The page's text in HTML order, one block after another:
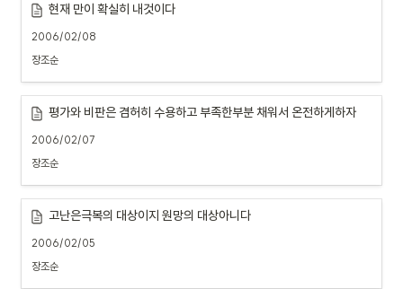
현재 만이 확실히 내것이다
2006/02/08
장조순
평가와 비판은 겸허히 수용하고 부족한부분 채워서 온전하게하자
2006/02/07
장조순
고난은극복의 대상이지 원망의 대상아니다
2006/02/05
장조순